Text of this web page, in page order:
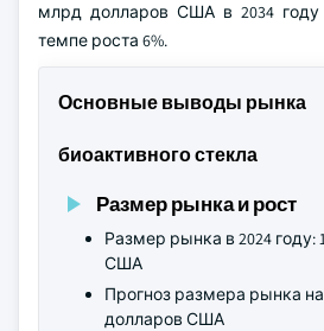
млрд долларов США в 2034 году
темпе роста 6%.
Основные выводы рынка
биоактивного стекла
Размер рынка и рост
Размер рынка в 2024 году:
США
Прогноз размера рынка на
долларов США